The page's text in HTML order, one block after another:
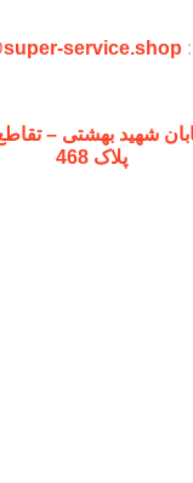
service.shop
شهید بهشتی –
پلاک 468